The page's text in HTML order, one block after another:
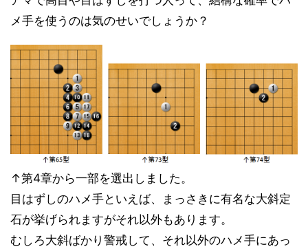
メ手を使うのは気のせいでしょうか？
↑第4章から一部を選出しました。
目はずしのハメ手といえば、まっさきに有名な大斜定
石が挙げられますがそれ以外もあります。
むしろ大斜ばかり警戒して、それ以外のハメ手にあっ